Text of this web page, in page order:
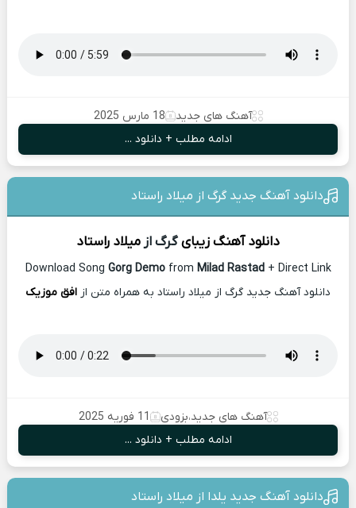
آهنگ های جدید
18 مارس 2025
ادامه مطلب + دانلود ...
دانلود آهنگ جدید گرگ از میلاد راستاد
دانلود آهنگ زیبایگرگ ازمیلاد راستاد
Download Song Gorg Demofrom Milad Rastad+ Direct Link
دانلود آهنگ جدید گرگ از میلاد راستاد به همراه متن از افق موزیک
آهنگ های جدید،بزودی
11 فوریه 2025
ادامه مطلب + دانلود ...
دانلود آهنگ جدید یلدا از میلاد راستاد